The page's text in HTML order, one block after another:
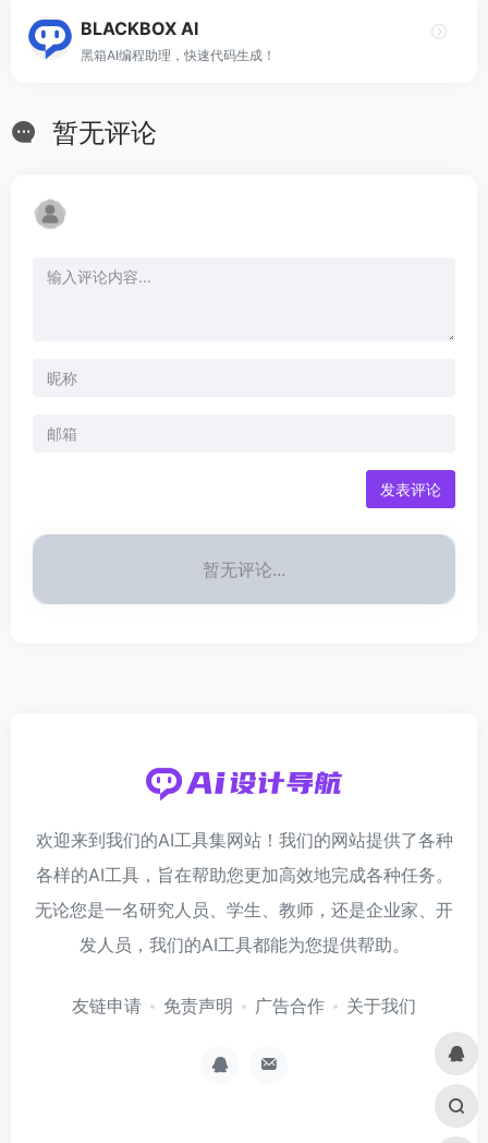
BLACKBOX AI
黑箱AI编程助理，快速代码生成！
暂无评论
发表评论
暂无评论...
欢迎来到我们的AI工具集网站！我们的网站提供了各种
各样的AI工具，旨在帮助您更加高效地完成各种任务。
无论您是一名研究人员、学生、教师，还是企业家、开
发人员，我们的AI工具都能为您提供帮助。
友链申请 免责声明 广告合作 关于我们